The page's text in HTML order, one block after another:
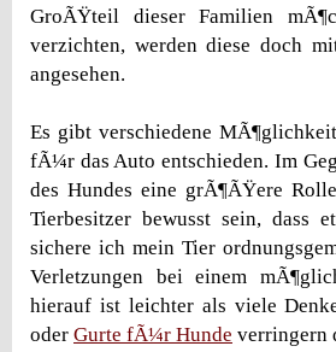
GroÃŸteil dieser Familien
verzichten, werden diese doch
angesehen.
Es gibt verschiedene
fÃ¼r das Auto entschieden. Im
des Hundes eine grÃ¶ÃŸere
Tierbesitzer bewusst sein, dass
sichere ich mein Tier
Verletzungen bei einem
hierauf ist leichter als viele
oder Gurte fÃ¼r Hunde verringern